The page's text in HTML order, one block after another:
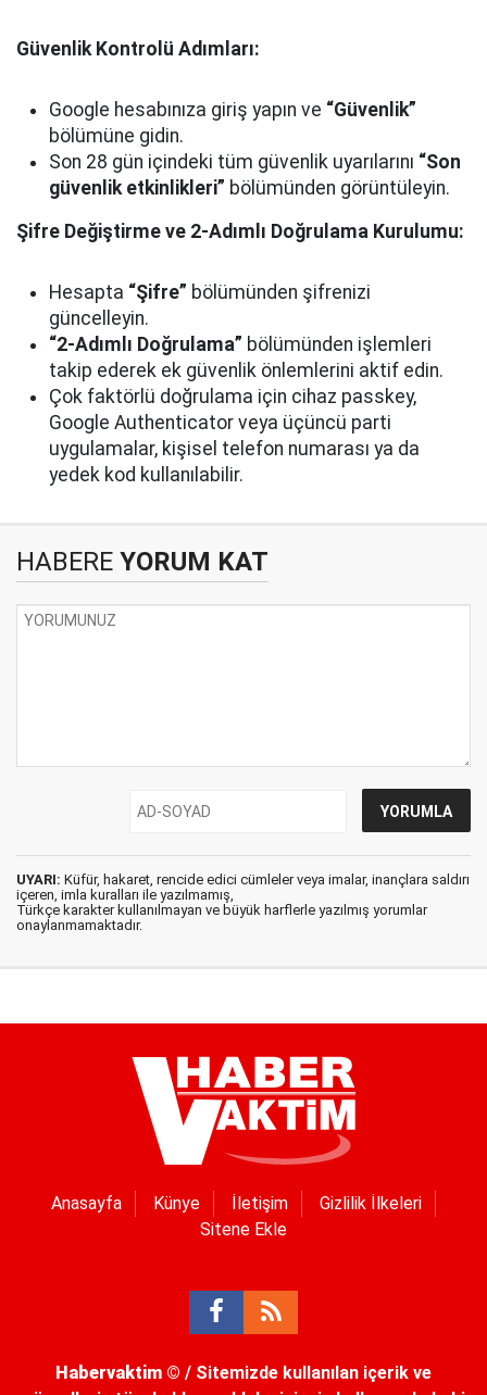
Güvenlik Kontrolü Adımları:
Google hesabınıza giriş yapın ve “Güvenlik”
bölümüne gidin.
Son 28 gün içindeki tüm güvenlik uyarılarını “Son
güvenlik etkinlikleri” bölümünden görüntüleyin.
Şifre Değiştirme ve 2-Adımlı Doğrulama Kurulumu:
Hesapta “Şifre” bölümünden şifrenizi
güncelleyin.
“2-Adımlı Doğrulama” bölümünden işlemleri
takip ederek ek güvenlik önlemlerini aktif edin.
Çok faktörlü doğrulama için cihaz passkey,
Google Authenticator veya üçüncü parti
uygulamalar, kişisel telefon numarası ya da
yedek kod kullanılabilir.
HABERE YORUM KAT
UYARI: Küfür, hakaret, rencide edici cümleler veya imalar, inançlara saldırı
içeren, imla kuralları ile yazılmamış,
Türkçe karakter kullanılmayan ve büyük harflerle yazılmış yorumlar
onaylanmamaktadır.
Anasayfa Künye İletişim
Gizlilik İlkeleri
Sitene Ekle
Habervaktim © / Sitemizde kullanılan içerik ve